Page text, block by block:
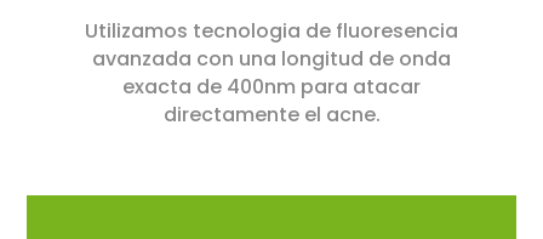
Utilizamos tecnologia de fluoresencia
avanzada con una longitud de onda
exacta de 400nm para atacar
directamente el acne.